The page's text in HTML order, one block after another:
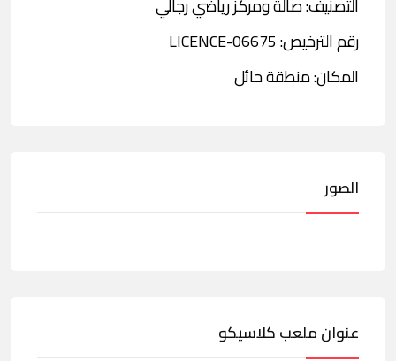
رقم الترخيص: LICENCE-06675
المكان: منطقة حائل
الصور
عنوان ملعب كلاسيكو